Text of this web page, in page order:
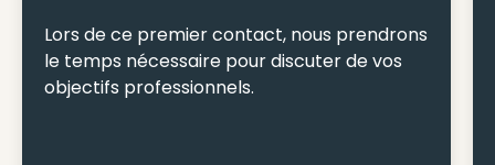
Lors de ce premier contact, nous prendrons
le temps nécessaire pour discuter de vos
objectifs professionnels.